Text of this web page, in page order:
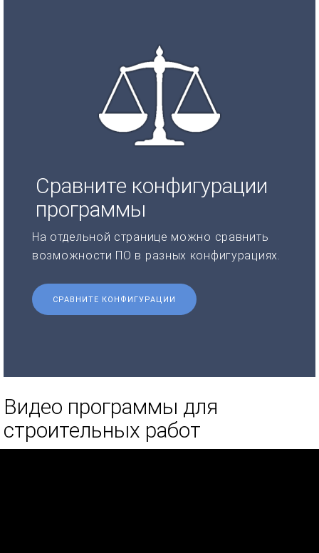
Сравните конфигурации
программы
На отдельной странице можно сравнить
возможности ПО в разных конфигурациях.
СРАВНИТЕ КОНФИГУРАЦИИ
Видео программы для
строительных работ